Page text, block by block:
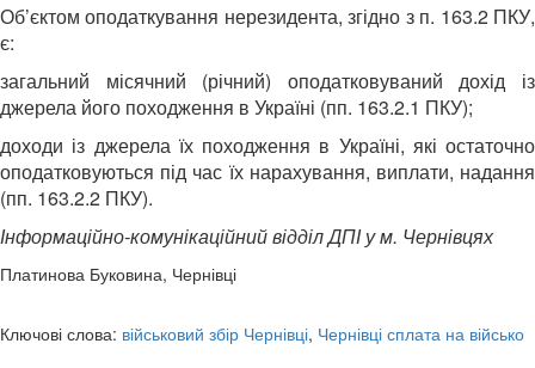
Об’єктом оподаткування нерезидента, згідно з п. 163.2 ПКУ,
є:
загальний місячний (річний) оподатковуваний дохід із
джерела його походження в Україні (пп. 163.2.1 ПКУ);
доходи із джерела їх походження в Україні, які остаточно
оподатковуються під час їх нарахування, виплати, надання
(пп. 163.2.2 ПКУ).
Інформаційно-комунікаційний відділ ДПІ у м. Чернівцях
Платинова Буковина, Чернівці
Ключові слова: військовий збір Чернівці, Чернівці сплата на військо